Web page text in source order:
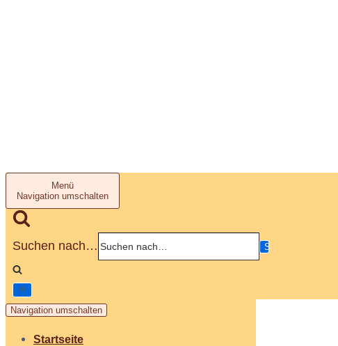
Menü
Navigation umschalten
Suchen nach…
Navigation umschalten
Startseite